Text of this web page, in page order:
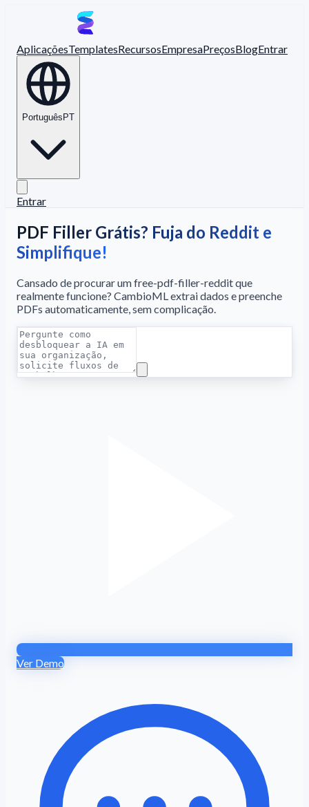
AplicaçõesTemplatesRecursosEmpresaPreçosBlogEntrar
Português PT
Entrar
PDF Filler Grátis? Fuja do Reddit e
Simplifique!
Cansado de procurar um free-pdf-filler-reddit que
realmente funcione? CambioML extrai dados e preenche
PDFs automaticamente, sem complicação.
Ver Demo